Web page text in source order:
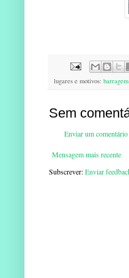
lugares e motivos: barragem
Sem
Enviar um comentário
Mensagem mais recente
Subscrever:Enviar